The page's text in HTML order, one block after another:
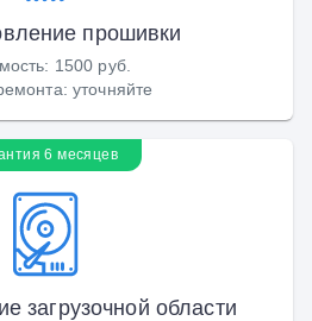
прошивки
: 1500 руб.
: уточняйте
6 месяцев
загрузочной области